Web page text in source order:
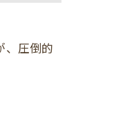
、圧倒的